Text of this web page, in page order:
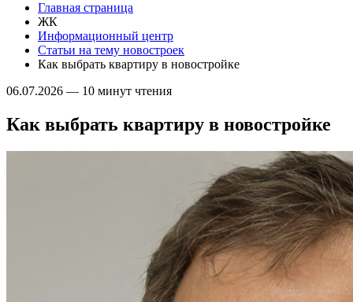
Главная страница
ЖК
Информационный центр
Статьи на тему новостроек
Как выбрать квартиру в новостройке
06.07.2026 — 10 минут чтения
Как выбрать квартиру в новостройке